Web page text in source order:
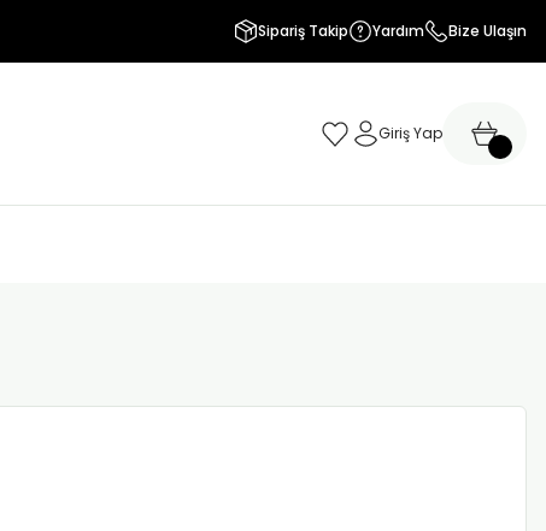
Sipariş Takip Yardım Bize Ulaşın
Giriş Yap